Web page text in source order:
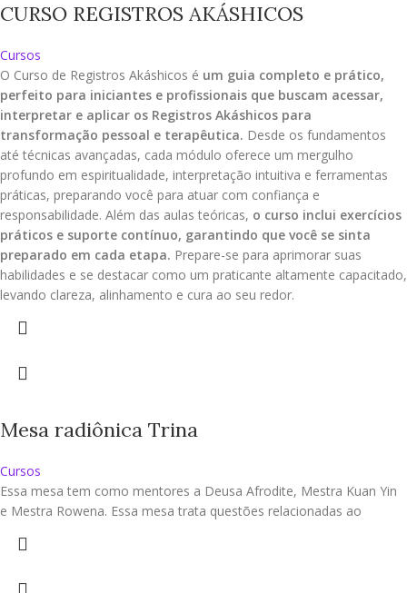
CURSO REGISTROS AKÁSHICOS
Cursos
O Curso de Registros Akáshicos é um guia completo e prático,
perfeito para iniciantes e profissionais que buscam acessar,
interpretar e aplicar os Registros Akáshicos para
transformação pessoal e terapêutica. Desde os fundamentos
até técnicas avançadas, cada módulo oferece um mergulho
profundo em espiritualidade, interpretação intuitiva e ferramentas
práticas, preparando você para atuar com confiança e
responsabilidade. Além das aulas teóricas, o curso inclui exercícios
práticos e suporte contínuo, garantindo que você se sinta
preparado em cada etapa. Prepare-se para aprimorar suas
habilidades e se destacar como um praticante altamente capacitado,
levando clareza, alinhamento e cura ao seu redor.
Mesa radiônica Trina
Cursos
Essa mesa tem como mentores a Deusa Afrodite, Mestra Kuan Yin
e Mestra Rowena. Essa mesa trata questões relacionadas ao